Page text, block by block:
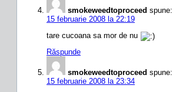
smokeweedtoproceed spune:
15 februarie 2008 la 22:19
tare cucoana sa mor de nu
Răspunde
smokeweedtoproceed spune:
15 februarie 2008 la 23:34